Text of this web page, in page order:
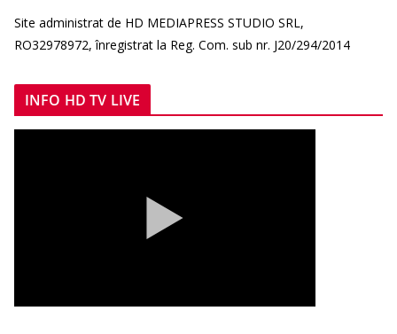
Site administrat de HD MEDIAPRESS STUDIO SRL,
RO32978972, înregistrat la Reg. Com. sub nr. J20/294/2014
INFO HD TV LIVE